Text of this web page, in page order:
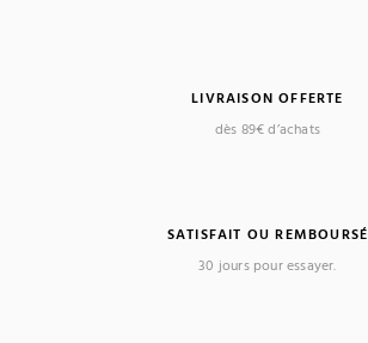
LIVRAISON OFFERTE
dès 89€ d’achats
SATISFAIT OU REMBOURSÉ
30 jours pour essayer.